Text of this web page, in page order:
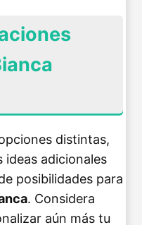
distintas,
ideas adicionales
posibilidades para
. Considera
aún más tu